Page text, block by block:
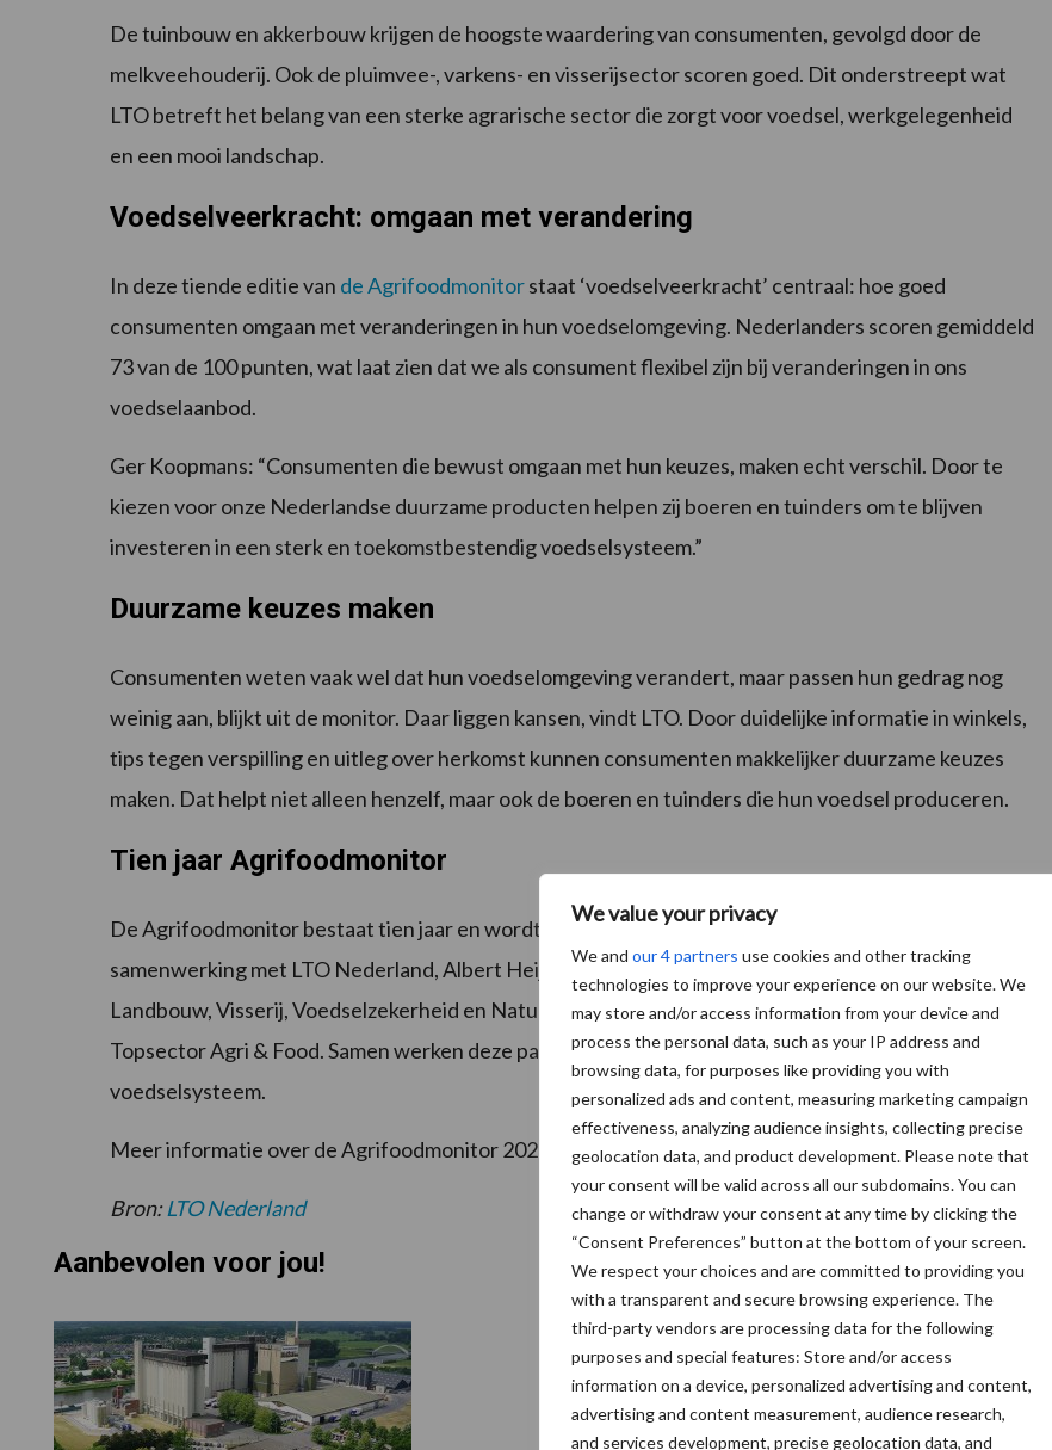
We value your privacy
We and our 4 partners use cookies and other tracking
technologies to improve your experience on our website. We
may store and/or access information from your device and
process the personal data, such as your IP address and
browsing data, for purposes like providing you with
personalized ads and content, measuring marketing campaign
effectiveness, analyzing audience insights, collecting precise
geolocation data, and product development. Please note that
your consent will be valid across all our subdomains. You can
change or withdraw your consent at any time by clicking the
“Consent Preferences” button at the bottom of your screen.
We respect your choices and are committed to providing you
with a transparent and secure browsing experience. The
third-party vendors are processing data for the following
purposes and special features: Store and/or access
information on a device, personalized advertising and content,
advertising and content measurement, audience research,
and services development, precise geolocation data, and
De tuinbouw en akkerbouw krijgen de hoogste waardering van consumenten, gevolgd door de
melkveehouderij. Ook de pluimvee-, varkens- en visserijsector scoren goed. Dit onderstreept wat
LTO betreft het belang van een sterke agrarische sector die zorgt voor voedsel, werkgelegenheid
en een mooi landschap.
Voedselveerkracht: omgaan met verandering
In deze tiende editie van de Agrifoodmonitorstaat ‘voedselveerkracht’ centraal: hoe goed
consumenten omgaan met veranderingen in hun voedselomgeving. Nederlanders scoren gemiddeld
73 van de 100 punten, wat laat zien dat we als consument flexibel zijn bij veranderingen in ons
voedselaanbod.
Ger Koopmans: “Consumenten die bewust omgaan met hun keuzes, maken echt verschil. Door te
kiezen voor onze Nederlandse duurzame producten helpen zij boeren en tuinders om te blijven
investeren in een sterk en toekomstbestendig voedselsysteem.”
Duurzame keuzes maken
Consumenten weten vaak wel dat hun voedselomgeving verandert, maar passen hun gedrag nog
weinig aan, blijkt uit de monitor. Daar liggen kansen, vindt LTO. Door duidelijke informatie in winkels,
tips tegen verspilling en uitleg over herkomst kunnen consumenten makkelijker duurzame keuzes
maken. Dat helpt niet alleen henzelf, maar ook de boeren en tuinders die hun voedsel produceren.
Tien jaar Agrifoodmonitor
De Agrifoodmonitor bestaat tien jaar en wordt uitgevoerd door Wageningen Economic Research, in
samenwerking met LTO Nederland, Albert Heijn, GroentenFruit Huis en het Ministerie van
Landbouw, Visserij, Voedselzekerheid en Natuur. Het onderzoek wordt gefinancierd vanuit de
Topsector Agri & Food. Samen werken deze partijen aan een toekomstbestendig en gewaardeerd
voedselsysteem.
Meer informatie over de Agrifoodmonitor 2025 is te vinden opagrimatie.nl .
Bron:LTO Nederland
Aanbevolen voor jou!